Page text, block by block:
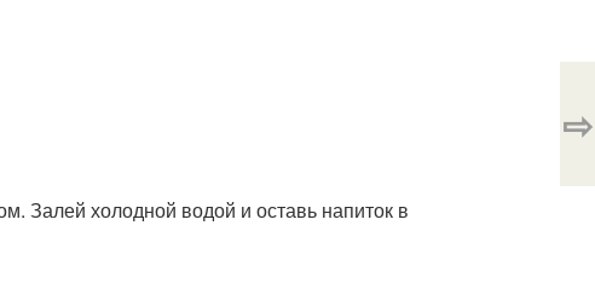
Залей холодной водой и оставь напиток в
⇨